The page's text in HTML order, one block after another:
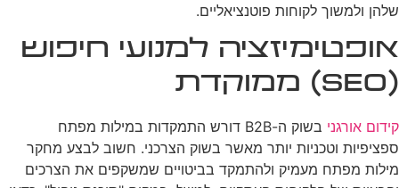
שלהן ולמשוך לקוחות פוטנציאליים.
אופטימיזציה למנועי חיפוש
(SEO) ממוקדת
קידום אורגני
בשוק ה-B2B דורש התמקדות במילות מפתח
ספציפיות וטכניות יותר מאשר בשוק הצרכני. חשוב לבצע מחקר
מילות מפתח מעמיק ולהתמקד בביטויים שמשקפים את הצרכים